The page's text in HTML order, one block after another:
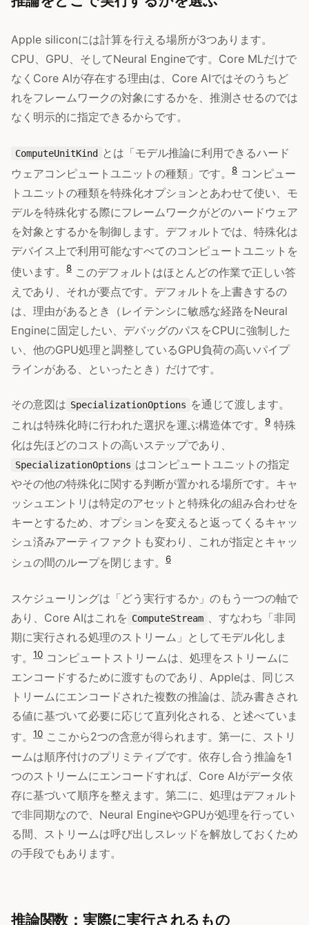
Apple siliconには計算を行える場所が3つあります。
CPU、GPU、そしてNeural Engineです。Core MLだけで
なくCore AIが存在する理由は、Core AIではそのうちど
れをフレームワークの対象にするかを、推測させるのでは
なく明示的に指定できるからです。
ComputeUnitKind とは「モデル推論に利用できるハード
ウェアコンピュートユニットの種類」です。
8 コンピュー
トユニットの種類を特殊化オプションとあわせて使い、モ
デルを特殊化する際にフレームワークがどのハードウェア
を対象とするかを制御します。デフォルトでは、特殊化は
デバイス上で利用可能なすべてのコンピュートユニットを
使います。
8 このデフォルトはほとんどの作業で正しい答
えであり、それが要点です。デフォルトを上書きするの
は、理由があるとき（レイテンシに敏感な経路をNeural
Engineに固定したい、デバッグのパスをCPUに強制した
い、他のGPU処理と調整しているGPU負荷の高いパイプ
ラインがある、といったとき）だけです。
その意図は SpecializationOptions を通じて渡します。
これは特殊化時に行われた選択を運ぶ構造体です。
9 特殊
化は先ほどのコストの高いステップであり、
SpecializationOptions はコンピュートユニットの指定
やその他の特殊化に関する判断が置かれる場所です。キャ
ッシュエントリは特定のアセットと特殊化の組み合わせを
キーとするため、オプションを変えると返ってくるキャッ
シュ済みアーティファクトも変わり、これが指定とキャッ
シュの間のループを閉じます。
6
スケジューリングは「どう実行するか」のもう一つの軸で
あり、Core AIはこれを ComputeStream
、すなわち「非同
期に実行される処理のストリーム」としてモデル化しま
す。
10 コンピュートストリームは、処理をストリームに
エンコードするために渡すものであり、Appleは、同じス
トリームにエンコードされた複数の推論は、読み書きされ
る値に基づいて必要に応じて直列化される、と述べていま
す。
10 ここから2つの含意が得られます。第一に、ストリ
ームは順序付けのプリミティブです。依存し合う推論を1
つのストリームにエンコードすれば、Core AIがデータ依
存に基づいて順序を整えます。第二に、処理はデフォルト
で非同期なので、Neural EngineやGPUが処理を行ってい
る間、ストリームは呼び出しスレッドを解放しておくため
の手段でもあります。
推論関数：実際に実行されるもの